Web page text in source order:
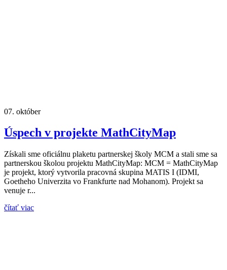
07. október
Úspech v projekte MathCityMap
Získali sme oficiálnu plaketu partnerskej školy MCM a stali sme sa
partnerskou školou projektu MathCityMap: MCM = MathCityMap
je projekt, ktorý vytvorila pracovná skupina MATIS I (IDMI,
Goetheho Univerzita vo Frankfurte nad Mohanom). Projekt sa
venuje r...
čítať viac